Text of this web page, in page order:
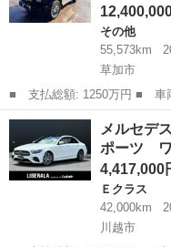
その他
55,573km
草加市
■ 支払総額: 1250万円 ■ 車両本体価格： 12,400,000 円 ■ メーカ
ー名： メルセデス・ベン
名： Ｇ４００ｄ ワンオー
ＣａｒＰｌ...
埼玉 草加市
メルセデ
ポーツ
4,417,000
Ｅクラス
42,000km
川越市